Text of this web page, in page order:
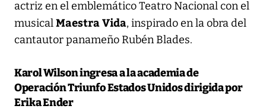
actriz en el emblemático Teatro Nacional con el
musicalMaestra Vida, inspirado en la obra del
cantautor panameño Rubén Blades.
Karol Wilson ingresa a la academia de
Operación Triunfo Estados Unidos dirigida por
Erika Ender